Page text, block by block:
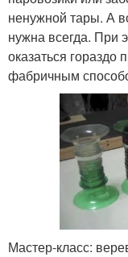
ненужной тары. А
нужна всегда. При
оказаться гораздо
фабричным
Мастер-класс: